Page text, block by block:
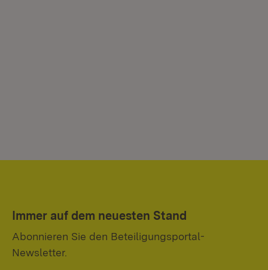
Immer auf dem neuesten Stand
Abonnieren Sie den Beteiligungsportal-
Newsletter.